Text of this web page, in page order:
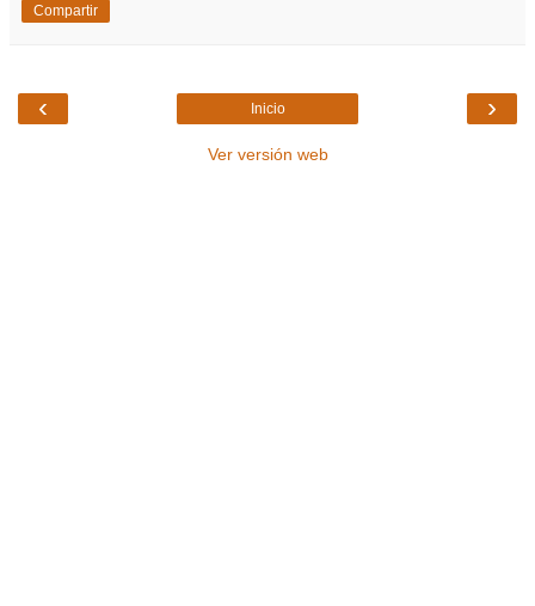
Compartir
‹ ›
Inicio
Ver versión web